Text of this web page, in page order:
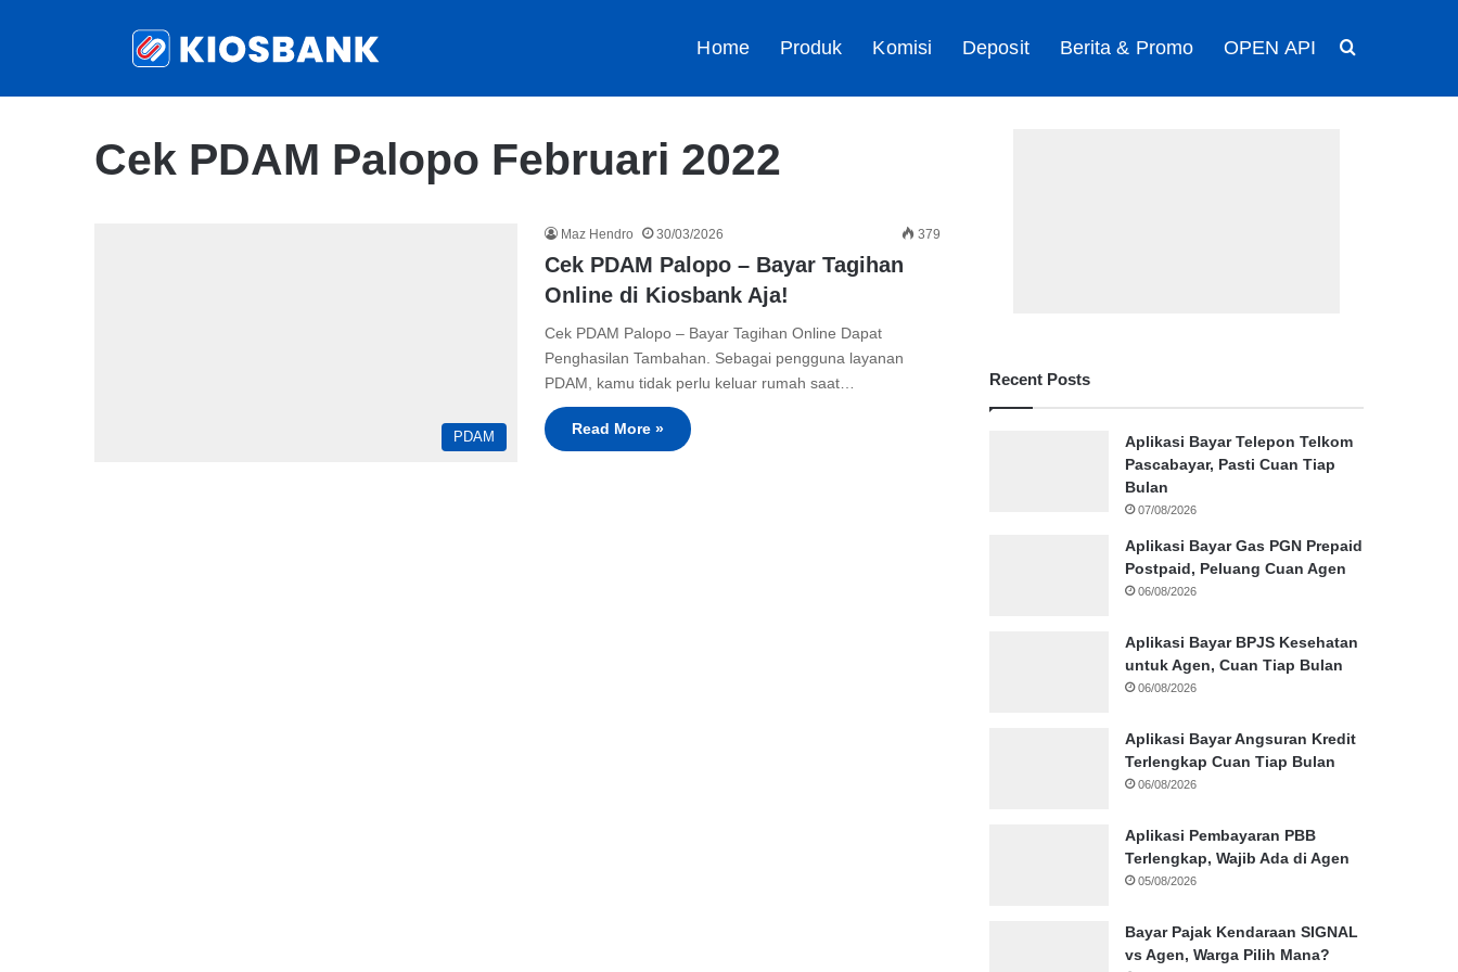
Home Produk Komisi Deposit Berita & Promo OPEN API
Cek PDAM Palopo Februari 2022
PDAM
Maz Hendro 30/03/2026 379
Cek PDAM Palopo – Bayar Tagihan
Online di Kiosbank Aja!
Cek PDAM Palopo – Bayar Tagihan Online Dapat
Penghasilan Tambahan. Sebagai pengguna layanan
PDAM, kamu tidak perlu keluar rumah saat…
Read More »
Recent Posts
Aplikasi Bayar Telepon Telkom
Pascabayar, Pasti Cuan Tiap
Bulan
07/08/2026
Aplikasi Bayar Gas PGN Prepaid
Postpaid, Peluang Cuan Agen
06/08/2026
Aplikasi Bayar BPJS Kesehatan
untuk Agen, Cuan Tiap Bulan
06/08/2026
Aplikasi Bayar Angsuran Kredit
Terlengkap Cuan Tiap Bulan
06/08/2026
Aplikasi Pembayaran PBB
Terlengkap, Wajib Ada di Agen
05/08/2026
Bayar Pajak Kendaraan SIGNAL
vs Agen, Warga Pilih Mana?